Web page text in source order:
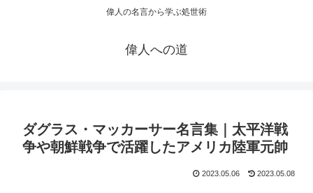
偉人の名言から学ぶ処世術
偉人への道
ダグラス・マッカーサー名言集｜太平洋戦
争や朝鮮戦争で活躍したアメリカ陸軍元帥
2023.05.06 2023.05.08